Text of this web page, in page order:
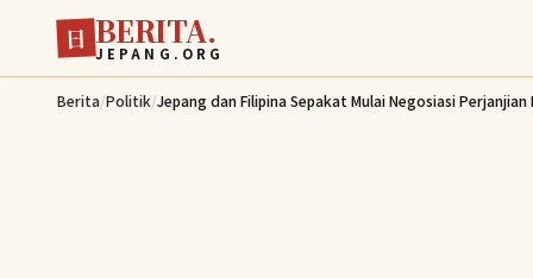
Lewati ke konten utama
日 BERITA.
JEPANG.ORG
Berita/Politik/Jepang dan Filipina Sepakat Mulai Negosiasi Perjanjian